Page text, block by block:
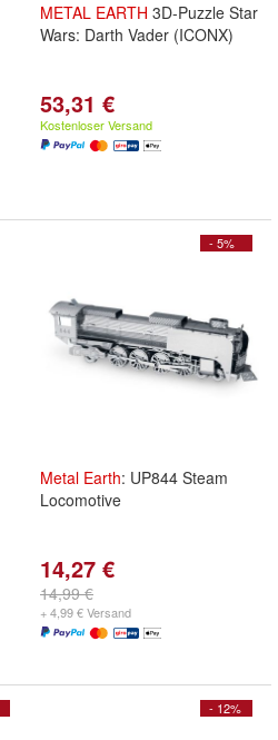
METAL EARTH 3D-Puzzle Star
Wars: Darth Vader (ICONX)
53,31 €
Kostenloser Versand
- 5%
Metal Earth: UP844 Steam
Locomotive
14,27 €
14,99 €
+ 4,99 € Versand
- 12%